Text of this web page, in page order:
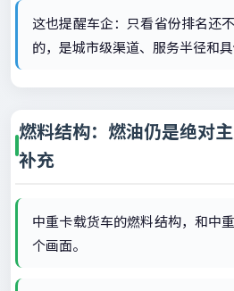
这也提醒车企：只看省份排名还
的，是城市级渠道、服务半径和具
燃料结构：燃油仍是绝对
补充
中重卡载货车的燃料结构，和中
个画面。